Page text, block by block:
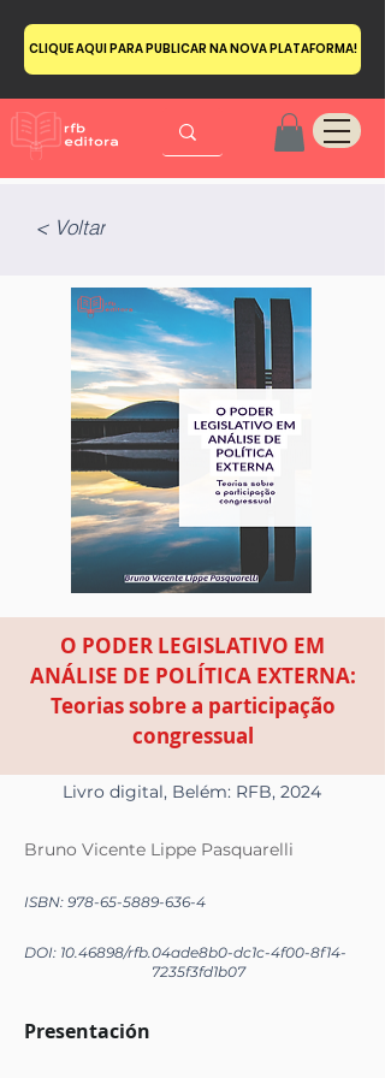
CLIQUE AQUI PARA PUBLICAR NA NOVA PLATAFORMA!
< Voltar
O PODER LEGISLATIVO EM
ANÁLISE DE POLÍTICA EXTERNA:
Teorias sobre a participação
congressual
Livro digital, Belém: RFB, 2024
Bruno Vicente Lippe Pasquarelli
ISBN: 978-65-5889-636-4
DOI: 10.46898/rfb.04ade8b0-dc1c-4f00-8f14-
7235f3fd1b07
Presentación